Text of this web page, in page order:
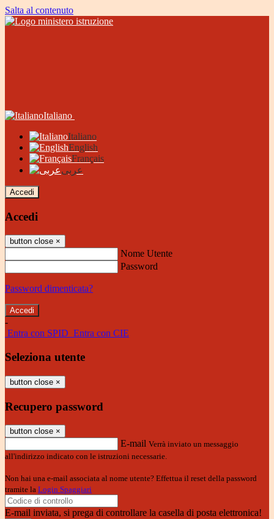
Salta al contenuto
Italiano
Italiano
English
Français
عربى
Accedi
Accedi
button close ×
Nome Utente
Password
Password dimenticata?
-
Entra con SPID Entra con CIE
Seleziona utente
button close ×
Recupero password
button close ×
E-mail Verrà inviato un messaggio
all'indirizzo indicato con le istruzioni necessarie.
Non hai una e-mail associata al nome utente? Effettua il reset della password
tramite la Login Spaggiari
E-mail inviata, si prega di controllare la casella di posta elettronica!